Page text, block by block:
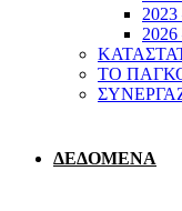
2023
2026
ΤΟ
ΔΕΔΟΜΕΝΑ